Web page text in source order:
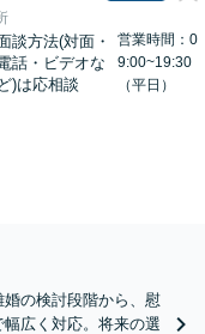
談方法(対面・
話・ビデオな
ど)は応相談
営業時間：0
9:00~19:30
（平日）
婚の検討段階から、慰
広く対応。将来の選